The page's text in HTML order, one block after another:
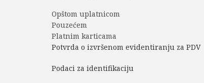
Opštom uplatnicom
Pouzećem
Platnim karticama
Potvrda o izvršenom evidentiranju za PDV
Podaci za identifikaciju